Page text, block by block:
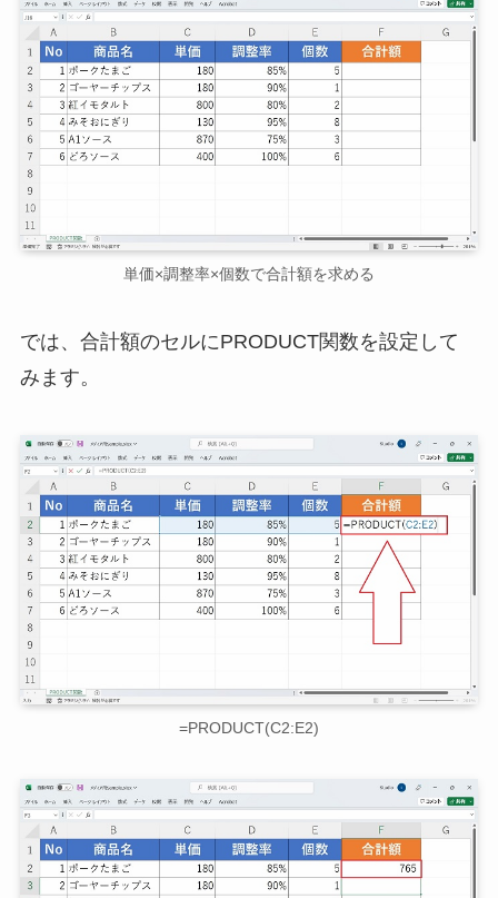
単価×調整率×個数で合計額を求める
では、合計額のセルにPRODUCT関数を設定して
みます。
=PRODUCT(C2:E2)